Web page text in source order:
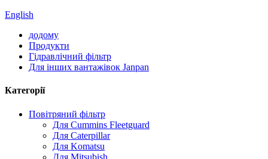
English
додому
Продукти
Гідравлічний фільтр
Для інших вантажівок Janpan
Категорії
Повітряний фільтр
Для Cummins Fleetguard
Для Caterpillar
Для Komatsu
Для Mitsubish